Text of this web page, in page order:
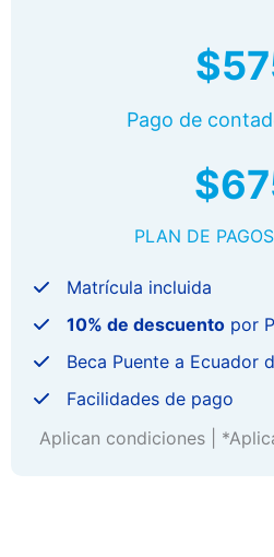
$
Pago de
PLAN DE
Matrícula incluida
10% de descuento por
Beca Puente a Ecuador
Facilidades de pago
Aplican condiciones |